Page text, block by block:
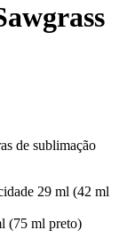
de sublimação
29 ml (42 ml
(75 ml preto)